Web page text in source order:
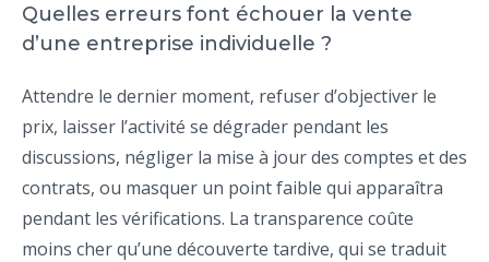
Quelles erreurs font échouer la vente
d’une entreprise individuelle ?
Attendre le dernier moment, refuser d’objectiver le
prix, laisser l’activité se dégrader pendant les
discussions, négliger la mise à jour des comptes et des
contrats, ou masquer un point faible qui apparaîtra
pendant les vérifications. La transparence coûte
moins cher qu’une découverte tardive, qui se traduit